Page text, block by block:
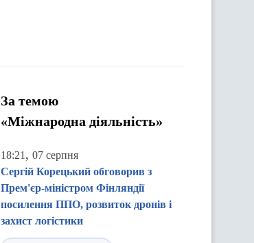
За темою
«Міжнародна діяльність»
18:21 , 07 серпня
Сергій Корецький обговорив з
Прем'єр-міністром Фінляндії
посилення ППО, розвиток дронів і
захист логістики